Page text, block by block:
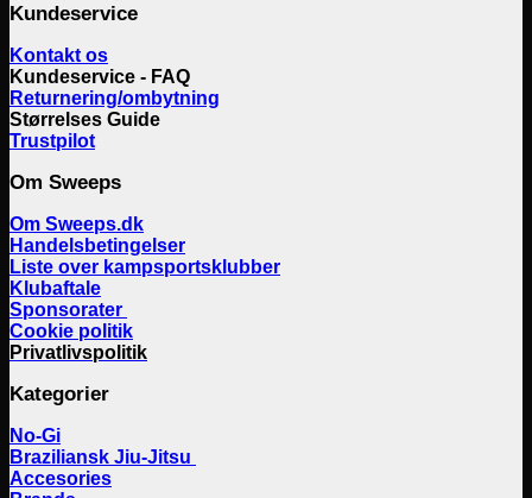
Kundeservice
Kontakt os
Kundeservice - FAQ
Returnering/ombytning
Størrelses Guide
Trustpilot
Om Sweeps
Om Sweeps.dk
Handelsbetingelser
Liste over kampsportsklubber
Klubaftale
Sponsorater
Cookie politik
Privatlivspolitik
Kategorier
No-Gi
Braziliansk Jiu-Jitsu
Accesories